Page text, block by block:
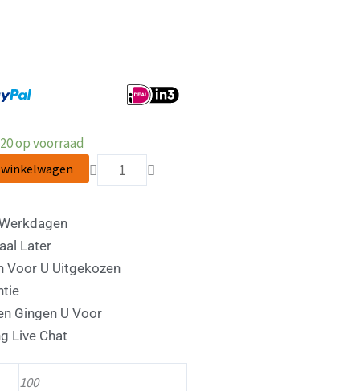
20 op voorraad
aantal
Later
Voor U Uitgekozen
Gingen U Voor
Live Chat
100